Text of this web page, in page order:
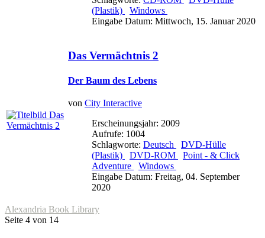
(Plastik)
Windows
Eingabe Datum: Mittwoch, 15. Januar 2020
Das Vermächtnis 2
Der Baum des Lebens
von City Interactive
Erscheinungsjahr: 2009
Aufrufe: 1004
Schlagworte: Deutsch
DVD-Hülle
(Plastik)
DVD-ROM
Point - & Click
Adventure
Windows
Eingabe Datum: Freitag, 04. September
2020
Alexandria Book Library
Seite 4 von 14